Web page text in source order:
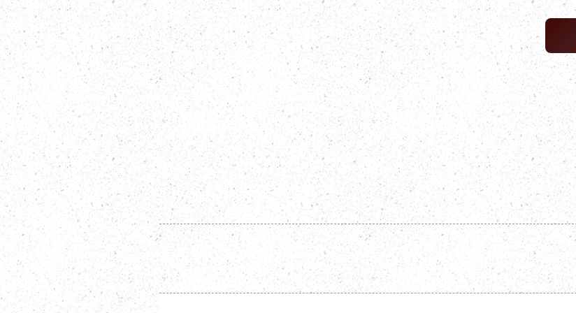
2026年3月27日
​STAFF BLOG
人生